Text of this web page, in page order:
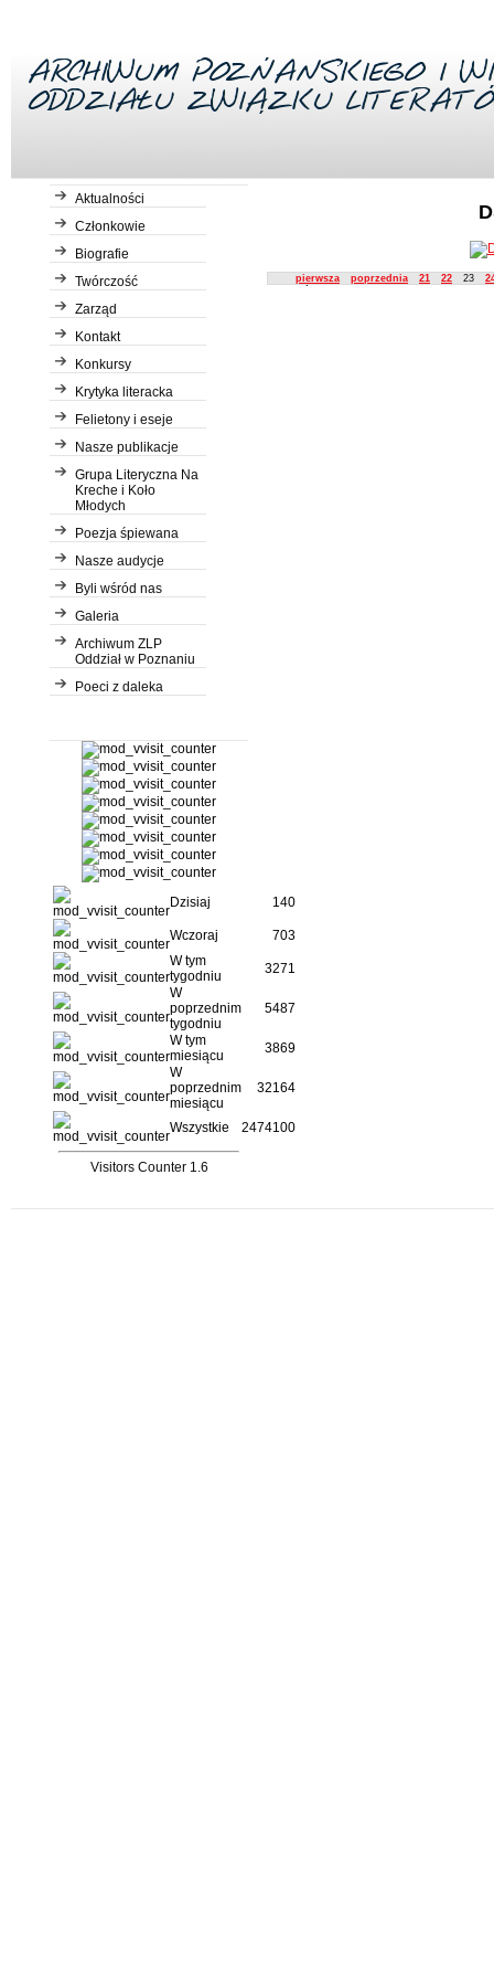
Aktualności
Członkowie
Biografie
Twórczość
Zarząd
Kontakt
Konkursy
Krytyka literacka
Felietony i eseje
Nasze publikacje
Grupa Literyczna Na
Kreche i Koło
Młodych
Poezja śpiewana
Nasze audycje
Byli wśród nas
Galeria
Archiwum ZLP
Oddział w Poznaniu
Poeci z daleka
Dzisiaj 140
Wczoraj
703
W tym
tygodniu
3271
W
poprzednim
tygodniu
5487
W tym
miesiącu
3869
W
poprzednim
miesiącu
32164
Wszystkie 2474100
Visitors Counter 1.6
pierwsza poprzednia 21 22 23
Description